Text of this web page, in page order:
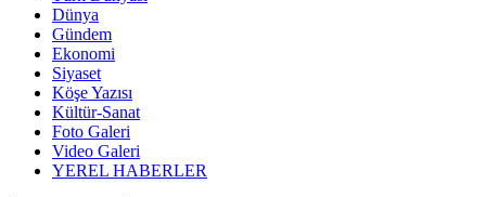
Dünya
Gündem
Ekonomi
Siyaset
Köşe Yazısı
Kültür-Sanat
Foto Galeri
Video Galeri
YEREL HABERLER